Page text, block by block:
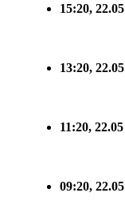
15:20, 22.05
13:20, 22.05
11:20, 22.05
09:20, 22.05